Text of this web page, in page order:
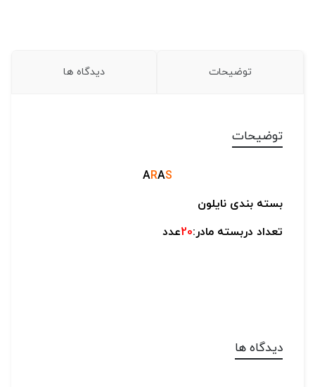
توضیحات دیدگاه ها
توضیحات
ARAS
بسته بندی نایلون
تعداد دربسته مادر:20عدد
دیدگاه ها